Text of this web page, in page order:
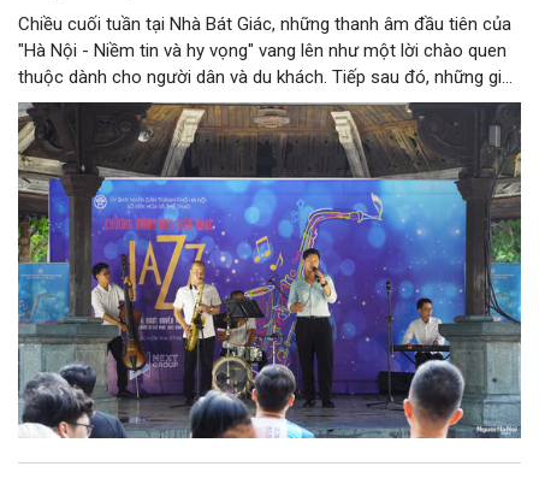
Chiều cuối tuần tại Nhà Bát Giác, những thanh âm đầu tiên của
"Hà Nội - Niềm tin và hy vọng" vang lên như một lời chào quen
thuộc dành cho người dân và du khách. Tiếp sau đó, những giai
điệu jazz kinh điển của thế giới lần lượt cất lên qua phần biểu
diễn của NSƯT Quyền Văn Minh và các nghệ sĩ Bình Minh Jazz
Club, mở ra một không gian âm nhạc giàu cảm xúc ngay giữa
trung tâm Thủ đô.